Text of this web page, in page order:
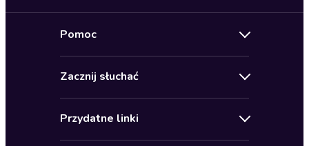
Biznes, marketing, ekonomia
Pomoc
Pomoc
Zacznij słuchać
Karnety
Przydatne linki